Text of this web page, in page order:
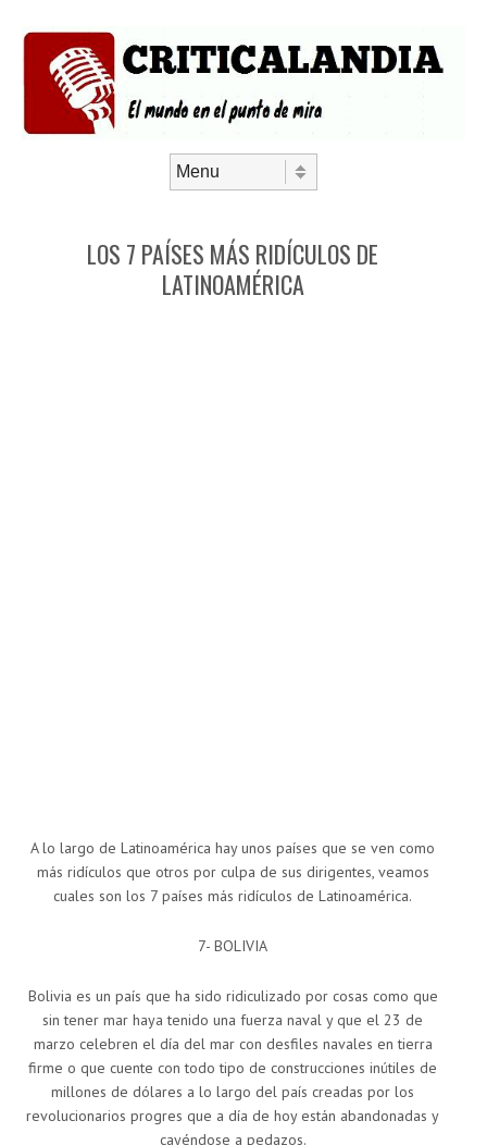
LOS 7 PAÍSES MÁS RIDÍCULOS DE
LATINOAMÉRICA
A lo largo de Latinoamérica hay unos países que se ven como
más ridículos que otros por culpa de sus dirigentes, veamos
cuales son los 7 países más ridículos de Latinoamérica.
7- BOLIVIA
Bolivia es un país que ha sido ridiculizado por cosas como que
sin tener mar haya tenido una fuerza naval y que el 23 de
marzo celebren el día del mar con desfiles navales en tierra
firme o que cuente con todo tipo de construcciones inútiles de
millones de dólares a lo largo del país creadas por los
revolucionarios progres que a día de hoy están abandonadas y
cayéndose a pedazos.